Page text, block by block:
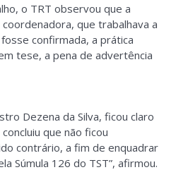
o TRT observou que a
que trabalhava a
confirmada, a prática
tese, a pena de advertência
Dezena da Silva, ficou claro
que não ficou
contrário, a fim de enquadrar
Súmula 126 do TST”, afirmou.